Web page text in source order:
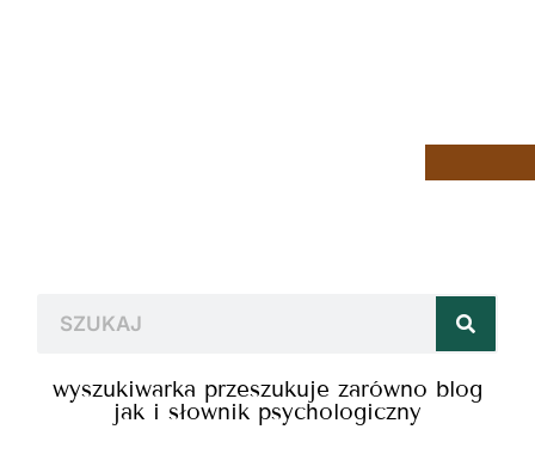
wyszukiwarka przeszukuje zarówno blog
jak i słownik psychologiczny